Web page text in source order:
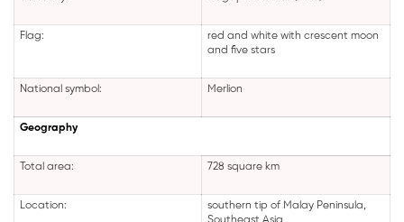
Flag:
red and white with crescent moon
and five stars
National symbol: Merlion
Geography
Total area: 728 square km
Location:
southern tip of Malay Peninsula,
Southeast Asia